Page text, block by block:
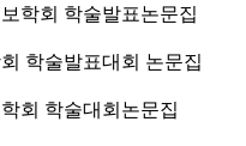
학회 학술발표논문집
학술발표대회 논문집
회 학술대회논문집